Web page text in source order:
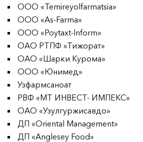
ООО «Temireyolfarmatsia»
ООО «As-Farma»
ООО «Poytaxt-Inform»
ОАО РТПФ «Тижорат»
ОАО «Шарки Курома»
ООО «Юнимед»
Узфармсаноат
РВФ «МТ ИНВЕСТ- ИМПЕКС»
ОАО «Узулгуржисавдо»
ДП «Oriental Management»
ДП «Anglesey Food»